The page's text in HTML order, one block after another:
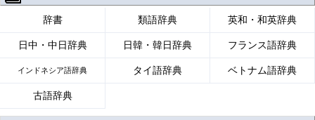
辞書 類語辞典 英和・和英辞典
日中・中日辞典 日韓・韓日辞典 フランス語辞典
インドネシア語辞典 タイ語辞典 ベトナム語辞典
古語辞典